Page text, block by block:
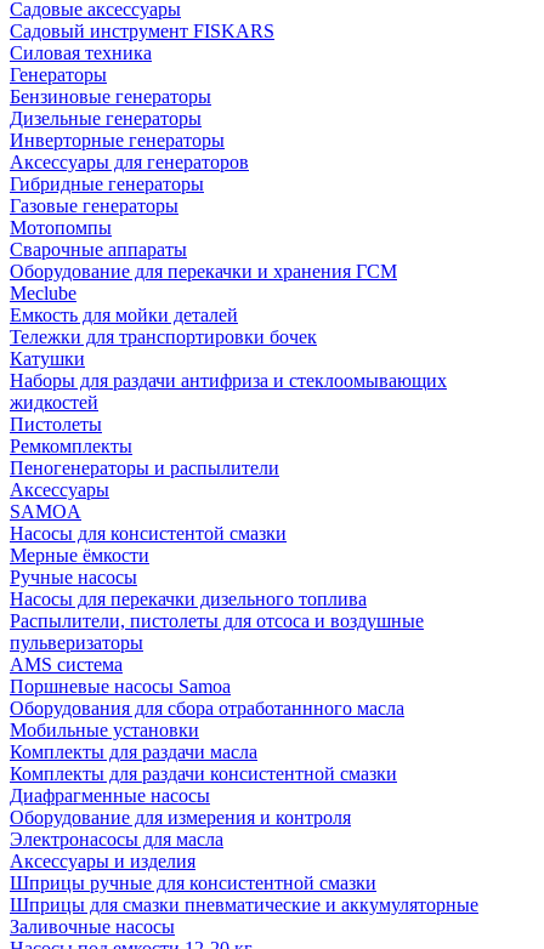
Садовые аксессуары
Садовый инструмент FISKARS
Силовая техника
Генераторы
Бензиновые генераторы
Дизельные генераторы
Инверторные генераторы
Аксессуары для генераторов
Гибридные генераторы
Газовые генераторы
Мотопомпы
Сварочные аппараты
Оборудование для перекачки и хранения ГСМ
Meclube
Емкость для мойки деталей
Тележки для транспортировки бочек
Катушки
Наборы для раздачи антифриза и стеклоомывающих
жидкостей
Пистолеты
Ремкомплекты
Пеногенераторы и распылители
Аксессуары
SAMOA
Насосы для консистентой смазки
Мерные ёмкости
Ручные насосы
Насосы для перекачки дизельного топлива
Распылители, пистолеты для отсоса и воздушные
пульверизаторы
AMS система
Поршневые насосы Samoa
Оборудования для сбора отработаннного масла
Мобильные установки
Комплекты для раздачи масла
Комплекты для раздачи консистентной смазки
Диафрагменные насосы
Оборудование для измерения и контроля
Электронасосы для масла
Аксессуары и изделия
Шприцы ручные для консистентной смазки
Шприцы для смазки пневматические и аккумуляторные
Заливочные насосы